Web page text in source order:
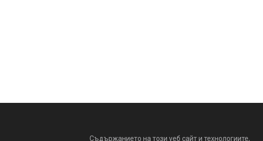
Съдържанието на този уеб сайт и технологиите,